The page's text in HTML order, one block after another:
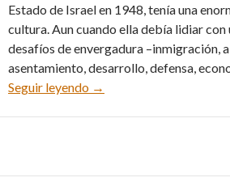
Estado de Israel en 1948, tenía una
cultura. Aun cuando ella debía lidiar con
desafíos de envergadura –inmigración,
asentamiento, desarrollo, defensa,
Seguir leyendo
Wagner en Israel: una
→